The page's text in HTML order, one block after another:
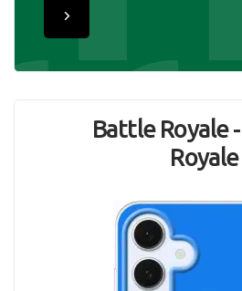
Battle Royale
Royale